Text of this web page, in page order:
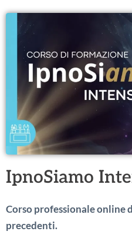
IpnoSiamo
Corso professionale online
precedenti.